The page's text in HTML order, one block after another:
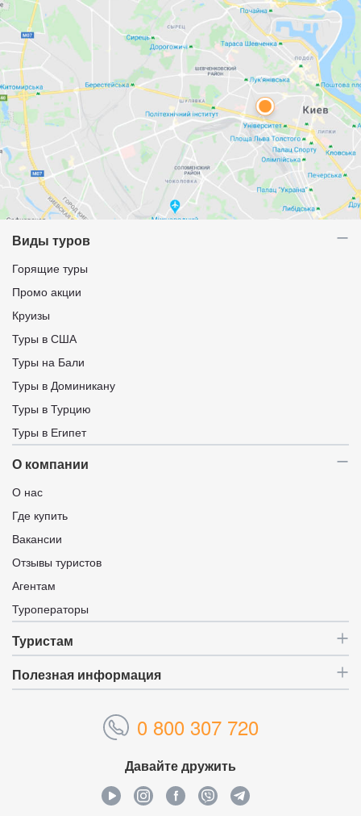
Виды туров
Горящие туры
Промо акции
Круизы
Туры в США
Туры на Бали
Туры в Доминикану
Туры в Турцию
Туры в Египет
О компании
О нас
Где купить
Вакансии
Отзывы туристов
Агентам
Туроператоры
Туристам
Полезная информация
0 800 307 720
Давайте дружить